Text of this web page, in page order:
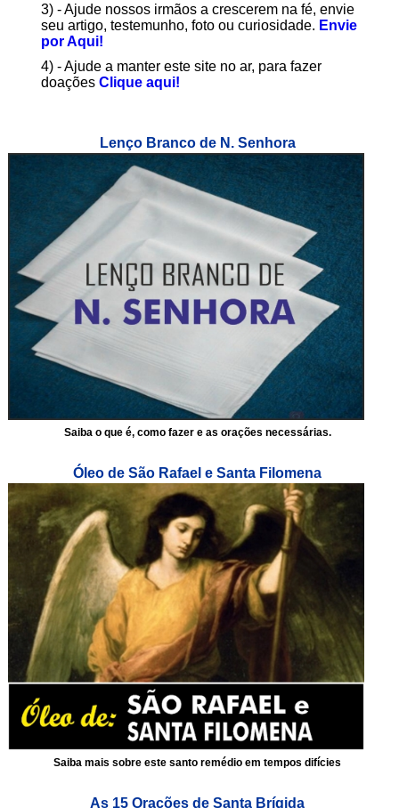
3) - Ajude nossos irmãos a crescerem na fé, envie
seu artigo, testemunho, foto ou curiosidade. Envie
por Aqui!
4) - Ajude a manter este site no ar, para fazer
doações Clique aqui!
Lenço Branco de N. Senhora
Saiba o que é, como fazer e as orações necessárias.
Óleo de São Rafael e Santa Filomena
Saiba mais sobre este santo remédio em tempos difícies
As 15 Orações de Santa Brígida